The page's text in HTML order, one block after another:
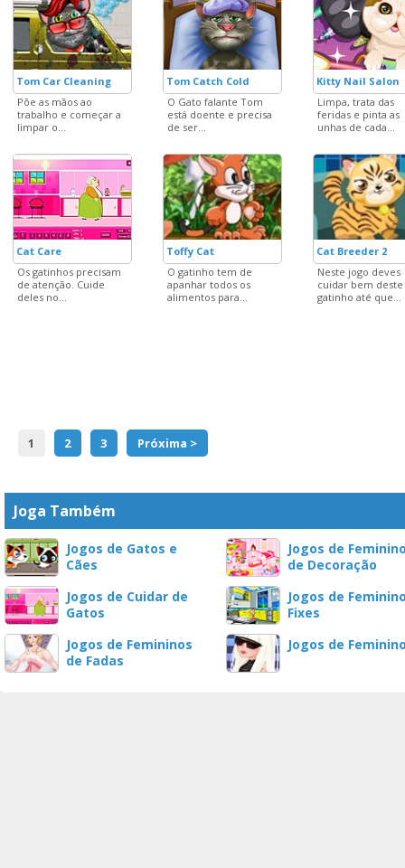
Tom Car Cleaning
Põe as mãos ao
trabalho e começar a
limpar o...
Tom Catch Cold
O Gato falante Tom
está doente e precisa
de ser...
Kitty Nail Salon
Limpa, trata das
feridas e pinta as
unhas de cada...
Cat Care
Os gatinhos precisam
de atenção. Cuide
deles no...
Toffy Cat
O gatinho tem de
apanhar todos os
alimentos para...
Cat Breeder 2
Neste jogo deves
cuidar bem deste
gatinho até que...
1 2 3 Próxima >
Joga Também
Jogos de Gatos e
Cães
Jogos de
de Decoração
Jogos de Cuidar de
Gatos
Jogos de
Fixes
Jogos de Femininos
de Fadas
Jogos de